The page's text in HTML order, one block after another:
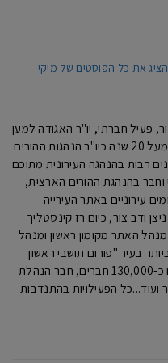
את כל הפוסטים של מיקי
פעיל חברתי, יו"ר האגודה למען
החייל ראשון לציון ,מעל 20 שנה כיו"ר הנהגות ההורים
רבות בהנהגה העירונית מתוכם
וחבר בהנהגת ההורים הארצית,
עירוניים באתר העירייה
ודב צור, כיום רז קינסטליך
מנהל האתר מקומון ראשון ומנהל
בעיר "פורום תושבי ראשון
לציון" בפייסבוק ובו כ-130,000 חברים, חבר הנהלת
ועוד...כל הפעילויות בהתנדבות